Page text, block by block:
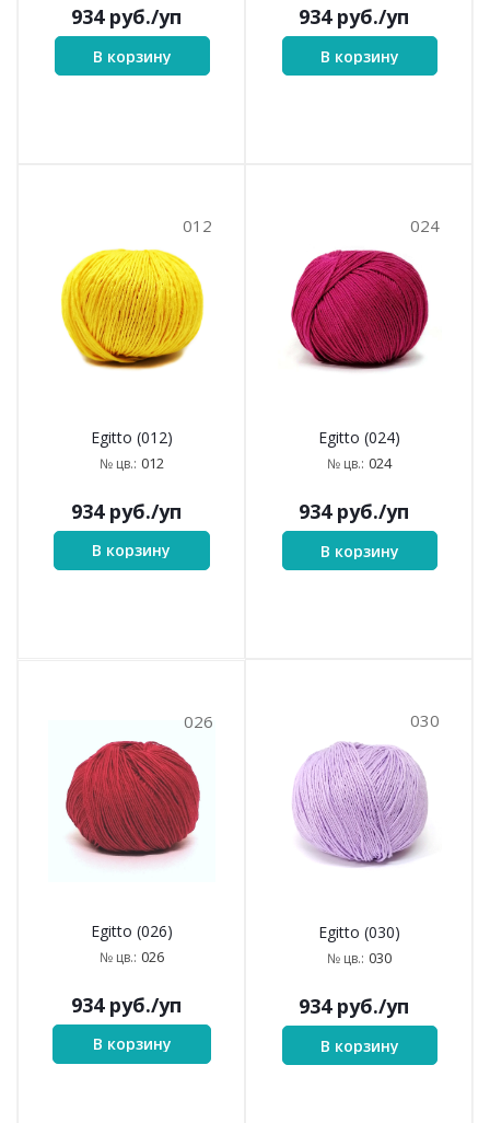
934руб./уп
В корзину
934руб./уп
В корзину
012
Egitto (012)
№ цв.: 012
934руб./уп
В корзину
024
Egitto (024)
№ цв.: 024
934руб./уп
В корзину
026
Egitto (026)
№ цв.: 026
934руб./уп
В корзину
030
Egitto (030)
№ цв.: 030
934руб./уп
В корзину